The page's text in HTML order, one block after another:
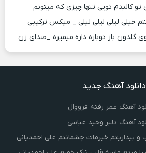
تو کالبدم تویی تنها چیزی که میتونم
خیلی لیلی لیلی لیلی _ میکس ترکیبی
گلدون باز دوباره داره میمیره _صدای زن
دانلود آهنگ جدید
آهنگ عمر رفته فرووال
آهنگ دلبر وحید عباسی
و بیداریتم خیرمات چشمانتم علی احمدیانی